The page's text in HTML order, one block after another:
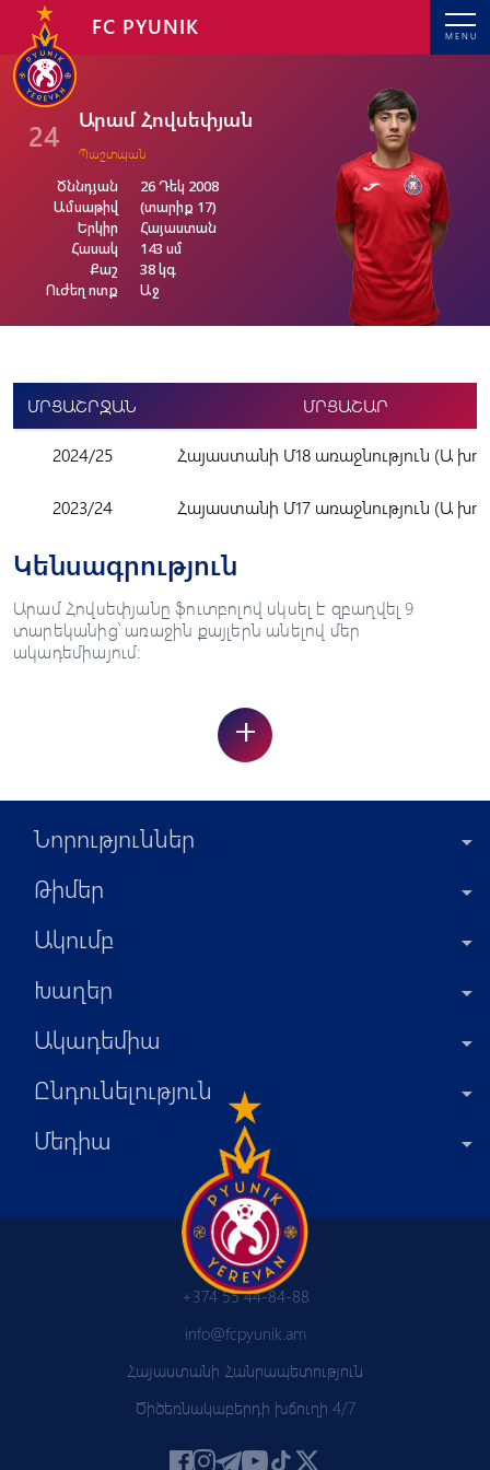
MENU
FC PYUNIK
24 Արամ Հովսեփյան
Պաշտպան
Ծննդյան
Ամսաթիվ
Երկիր
Հասակ
Քաշ
Ուժեղ ոտք
26 Դեկ 2008
(տարիք 17)
Հայաստան
143 սմ
38 կգ
Աջ
ՄՐՑԱՇՐՋԱՆ ՄՐՑԱՇԱՐ
2024/25 Հայաստանի Մ18 առաջնություն (Ա
2023/24 Հայաստանի Մ17 առաջնություն (Ա
Կենսագրություն
Արամ Հովսեփյանը ֆուտբոլով սկսել է զբաղվել 9
տարեկանից՝ առաջին քայլերն անելով մեր
ակադեմիայում:
+
Նորություններ
Թիմեր
Ակումբ
Խաղեր
Ակադեմիա
Ընդունելություն
Մեդիա
+374 55 44-84-88
info@fcpyunik.am
Հայաստանի Հանրապետություն
Ծիծեռնակաբերդի խճուղի 4/7